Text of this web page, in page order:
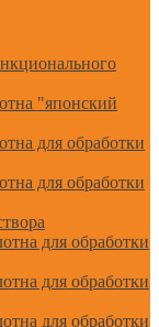
"японский
для обработки
для обработки
для обработки
для обработки
для обработки